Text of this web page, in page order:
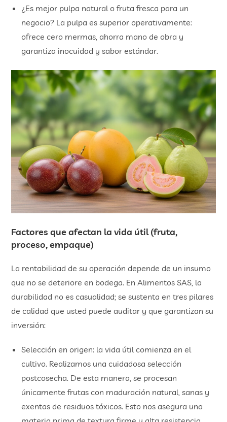
¿Es mejor pulpa natural o fruta fresca para un
negocio? La pulpa es superior operativamente:
ofrece cero mermas, ahorra mano de obra y
garantiza inocuidad y sabor estándar.
Factores que afectan la vida útil (fruta,
proceso, empaque)
La rentabilidad de su operación depende de un insumo
que no se deteriore en bodega. En Alimentos SAS, la
durabilidad no es casualidad; se sustenta en tres pilares
de calidad que usted puede auditar y que garantizan su
inversión:
Selección en origen: la vida útil comienza en el
cultivo. Realizamos una cuidadosa selección
postcosecha. De esta manera, se procesan
únicamente frutas con maduración natural, sanas y
exentas de residuos tóxicos. Esto nos asegura una